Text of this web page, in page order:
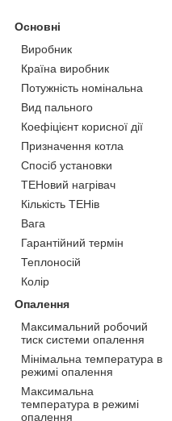
Основні
Виробник
Країна виробник
Потужність номінальна
Вид пального
Коефіцієнт корисної дії
Призначення котла
Спосіб установки
ТЕНовий нагрівач
Кількість ТЕНів
Вага
Гарантійний термін
Теплоносій
Колір
Опалення
Максимальний робочий
тиск системи опалення
Мінімальна температура в
режимі опалення
Максимальна
температура в режимі
опалення